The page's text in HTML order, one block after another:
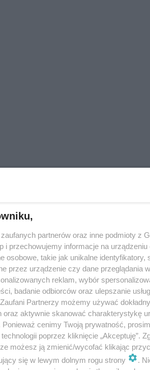
partnerów oraz inne podmioty z
i przechowujemy informacje na urządzeniu
osobowe, takie jak unikalne identyfikatory,
przez urządzenie czy dane przeglądania
reklam, wybór
badanie odbiorców oraz ulepszanie
Partnerzy możemy używać
oraz aktywnie skanować charakterystykę
cenimy Twoją prywatność,
poprzez kliknięcie „Akceptuję”.
możesz ją zmienić/wycofać klikając
się w lewym dolnym rogu strony
.